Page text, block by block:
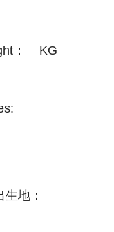
： KG
出生地：